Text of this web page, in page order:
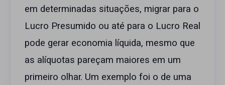
em determinadas situações, migrar para o
Lucro Presumido ou até para o Lucro Real
pode gerar economia líquida, mesmo que
as alíquotas pareçam maiores em um
primeiro olhar. Um exemplo foi o de uma